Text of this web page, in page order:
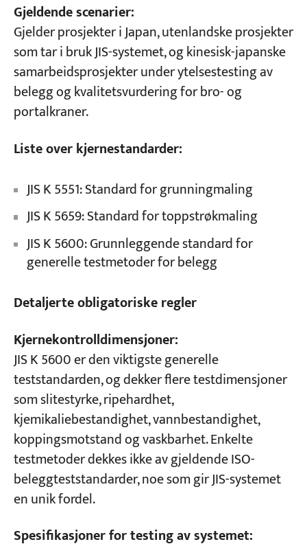
Gjeldende scenarier:
Gjelder prosjekter i Japan, utenlandske prosjekter
som tar i bruk JIS-systemet, og kinesisk-japanske
samarbeidsprosjekter under ytelsestesting av
belegg og kvalitetsvurdering for bro- og
portalkraner.
Liste over kjernestandarder:
JIS K 5551: Standard for grunningmaling
JIS K 5659: Standard for toppstrøkmaling
JIS K 5600: Grunnleggende standard for
generelle testmetoder for belegg
Detaljerte obligatoriske regler
Kjernekontrolldimensjoner:
JIS K 5600 er den viktigste generelle
teststandarden, og dekker flere testdimensjoner
som slitestyrke, ripehardhet,
kjemikaliebestandighet, vannbestandighet,
koppingsmotstand og vaskbarhet. Enkelte
testmetoder dekkes ikke av gjeldende ISO-
beleggteststandarder, noe som gir JIS-systemet
en unik fordel.
Spesifikasjoner for testing av systemet: